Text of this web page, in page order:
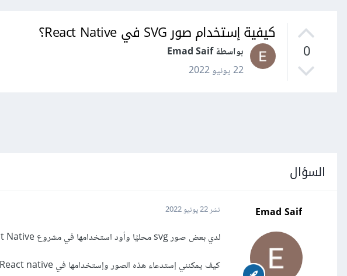
0
كيفية إستخدام صور SVG في React Native؟
بواسطة Emad Saif
22 يونيو 2022
السؤال
Emad Saif نشر22 يونيو 2022
لدي بعض صور svg محليًا وأود استخدامها في مشروع React Native الخاص بي.